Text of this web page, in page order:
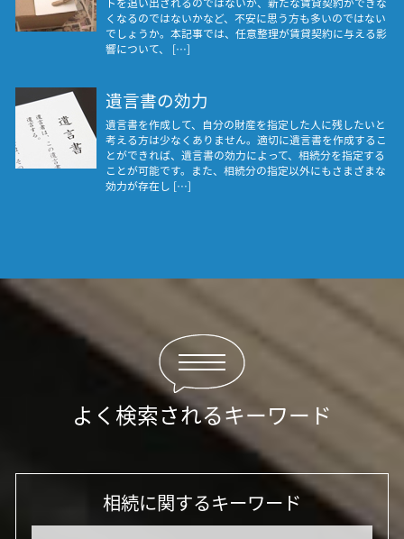
くなるのではないかなど、不安に思う方も多いのではない
でしょうか。本記事では、任意整理が賃貸契約に与える影
響について、 […]
遺言書の効力
遺言書を作成して、自分の財産を指定した人に残したいと
考える方は少なくありません。適切に遺言書を作成するこ
とができれば、遺言書の効力によって、相続分を指定する
ことが可能です。また、相続分の指定以外にもさまざまな
効力が存在し […]
よく検索されるキーワード
相続に関するキーワード